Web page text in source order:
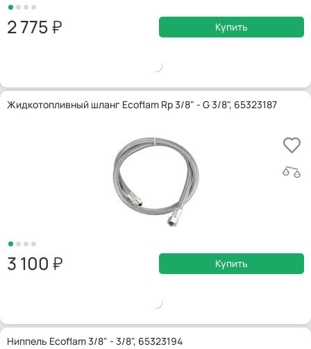
2 775 Купить
Жидкотопливный шланг Ecoflam Rp 3/8" - G 3/8", 65323187
3 100 Купить
Ниппель Ecoflam 3/8" - 3/8", 65323194